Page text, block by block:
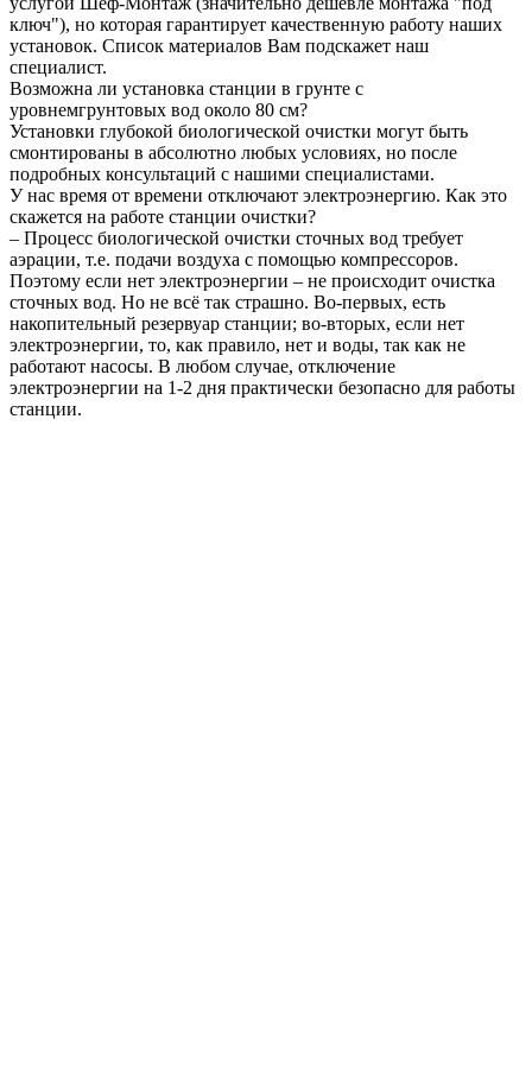
ключ"), но которая гарантирует качественную работу наших
установок. Список материалов Вам подскажет наш
специалист.
Возможна ли установка станции в грунте с
уровнемгрунтовых вод около 80 см?
Установки глубокой биологической очистки могут быть
смонтированы в абсолютно любых условиях, но после
подробных консультаций с нашими специалистами.
У нас время от времени отключают электроэнергию. Как это
скажется на работе станции очистки?
– Процесс биологической очистки сточных вод требует
аэрации, т.е. подачи воздуха с помощью компрессоров.
Поэтому если нет электроэнергии – не происходит очистка
сточных вод. Но не всё так страшно. Во-первых, есть
накопительный резервуар станции; во-вторых, если нет
электроэнергии, то, как правило, нет и воды, так как не
работают насосы. В любом случае, отключение
электроэнергии на 1-2 дня практически безопасно для работы
станции.